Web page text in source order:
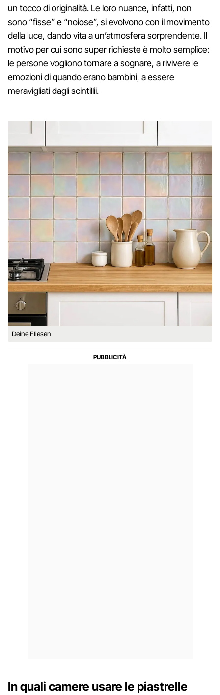
un tocco di originalità. Le loro nuance, infatti, non
sono “fisse” e “noiose”, si evolvono con il movimento
della luce, dando vita a un’atmosfera sorprendente. Il
motivo per cui sono super richieste è molto semplice:
le persone vogliono tornare a sognare, a rivivere le
emozioni di quando erano bambini, a essere
meravigliati dagli scintillii.
Deine Fliesen
In quali camere usare le piastrelle